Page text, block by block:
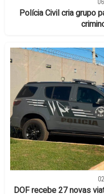
Polícia Civil cria grupo
DOF recebe 27 novas